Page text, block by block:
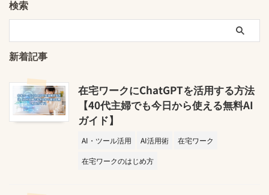
検索
新着記事
在宅ワークにChatGPTを活用する方法
【40代主婦でも今日から使える無料AI
ガイド】
AI・ツール活用 AI活用術
在宅ワーク
在宅ワークのはじめ方